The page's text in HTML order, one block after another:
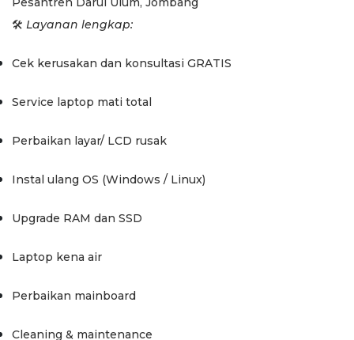
🛠️ Layanan lengkap:
Cek kerusakan dan konsultasi GRATIS
Service laptop mati total
Perbaikan layar/ LCD rusak
Instal ulang OS (Windows / Linux)
Upgrade RAM dan SSD
Laptop kena air
Perbaikan mainboard
Cleaning & maintenance